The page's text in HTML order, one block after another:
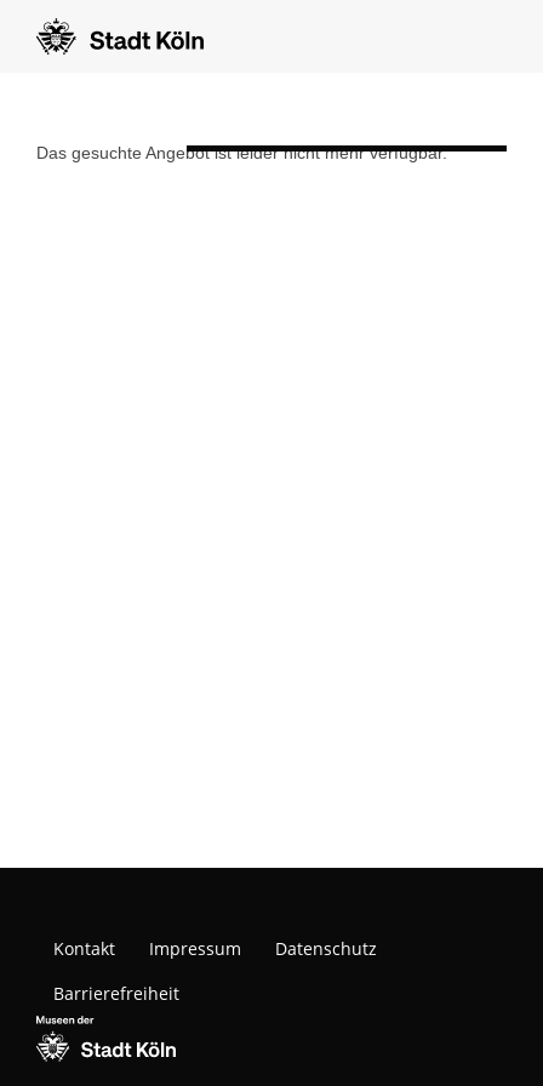
Das gesuchte Angebot ist leider nicht mehr verfügbar.
Kontakt Impressum
Datenschutz
Barrierefreiheit